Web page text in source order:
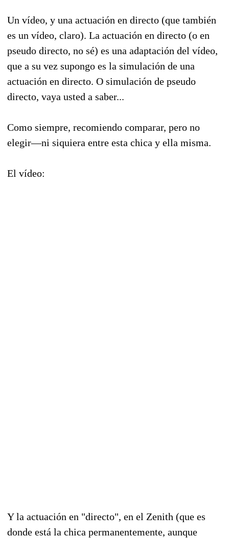
Un vídeo, y una actuación en directo (que también
es un vídeo, claro). La actuación en directo (o en
pseudo directo, no sé) es una adaptación del vídeo,
que a su vez supongo es la simulación de una
actuación en directo. O simulación de pseudo
directo, vaya usted a saber...
Como siempre, recomiendo comparar, pero no
elegir—ni siquiera entre esta chica y ella misma.
El vídeo:
Y la actuación en "directo", en el Zenith (que es
donde está la chica permanentemente, aunque